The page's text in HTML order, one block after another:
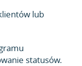
lub
statusów.